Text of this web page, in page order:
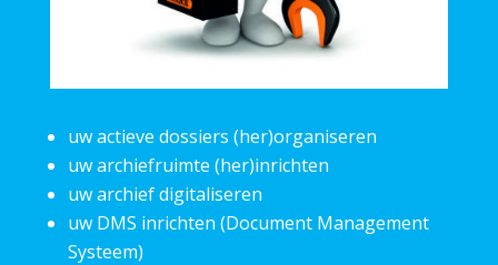
uw actieve dossiers (her)organiseren
uw archiefruimte (her)inrichten
uw archief digitaliseren
uw DMS inrichten (Document Management
Systeem)